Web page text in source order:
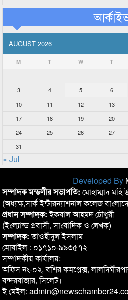
AUGUST 2026
M T W T
3
4 5 6
10
11 12 13
17
18 19 20
24
25 26 27
31
« Jul
Developed By
সম্পাদক মন্ডলীর সভাপতি: মোহাম্মাদ মহি
(অধ্যক্ষ,সার্ক ইন্টারন্যাশনাল কলেজ
প্রধান সম্পাদক:ইকবাল আহমদ চৌধুরী
(ইংল্যান্ড প্রবাসী, সাংবাদিক ও লেখক)
সম্পাদক:তাওহীদুল ইসলাম
মোবাইল : ০১৭১০-৯৯৩৫৭২
সম্পাদকীয় কার্যালয়:
অফিস নং-০২, বশির কমপ্লেক্স,
বন্দরবাজার, সিলেট।
ই মেইল: